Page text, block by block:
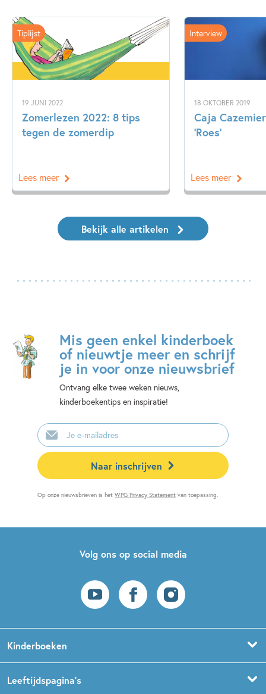
19 JUNI 2022
Zomerlezen 2022: 8 tips
tegen de zomerdip
Tiplijst
Lees meer
18 OKTOBER 2019
Caja
‘Roes’
Interview
Lees meer
Bekijk alle artikelen
Mis geen enkel kinderboek
of nieuwtje meer en schrijf
je in voor onze nieuwsbrief
Ontvang elke twee weken nieuws,
kinderboekentips en inspiratie!
E-
mailadres
Naar inschrijven
Op onze nieuwsbrieven is hetWPG Privacy Statement van toepassing.
Volg ons op social media
Kinderboeken
Leeftijdspagina’s